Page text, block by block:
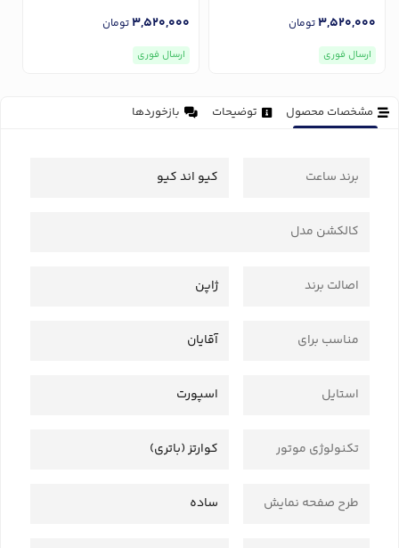
3,520,000تومان
ارسال فوری
3,520,000تومان
ارسال فوری
مشخصات محصول توضیحات بازخوردها
برند ساعت کیو اند کیو
کالکشن مدل
اصالت برند ژاپن
مناسب برای آقایان
استایل اسپورت
تکنولوژی موتور کوارتز (باتری)
طرح صفحه نمایش ساده